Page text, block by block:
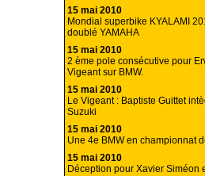
15 mai 2010
Mondial superbike KYALAMI
doublé YAMAHA
15 mai 2010
2 ème pole consécutive pour
Vigeant sur BMW.
15 mai 2010
Le Vigeant : Baptiste Guittet
Suzuki
15 mai 2010
Une 4e BMW en championnat
15 mai 2010
Déception pour Xavier Siméon